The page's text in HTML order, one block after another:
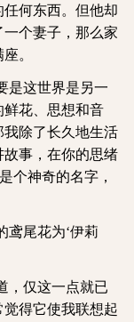
何东西。但他却
个妻子，那么家
。
是这世界是另一
花、思想和音
我除了长久地生活
事，在你的思绪
个神奇的名字，
鸢尾花为‘伊莉
，仅这一点就已
得它使我联想起